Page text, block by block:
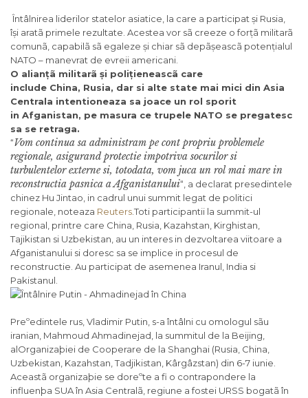
Întâlnirea liderilor statelor asiatice, la care a participat și Rusia,
își aratã primele rezultate. Acestea vor sã creeze o forțã militarã
comunã, capabilã sã egaleze și chiar sã depãșeascã potențialul
NATO – manevrat de evreii americani.
O alianțã militarã și polițieneascã care
include China, Rusia, dar si alte state mai mici din Asia
Centrala intentioneaza sa joace un rol sporit
in Afganistan, pe masura ce trupele NATO se pregatesc
sa se retraga.
“Vom continua sa administram pe cont propriu problemele
regionale, asigurand protectie impotriva socurilor si
turbulentelor externe si, totodata, vom juca un rol mai mare in
reconstructia pasnica a Afganistanului“, a declarat presedintele
chinez Hu Jintao, in cadrul unui summit legat de politici
regionale, noteaza Reuters.Toti participantii la summit-ul
regional, printre care China, Rusia, Kazahstan, Kirghistan,
Tajikistan si Uzbekistan, au un interes in dezvoltarea viitoare a
Afganistanului si doresc sa se implice in procesul de
reconstructie. Au participat de asemenea Iranul, India si
Pakistanul.
Preºedintele rus, Vladimir Putin, s-a întâlni cu omologul sãu
iranian, Mahmoud Ahmadinejad, la summitul de la Beijing,
alOrganizaþiei de Cooperare de la Shanghai (Rusia, China,
Uzbekistan, Kazahstan, Tadjikistan, Kârgâzstan) din 6-7 iunie.
Aceastã organizaþie se doreºte a fi o contrapondere la
influenþa SUA în Asia Centralã, regiune a fostei URSS bogatã în